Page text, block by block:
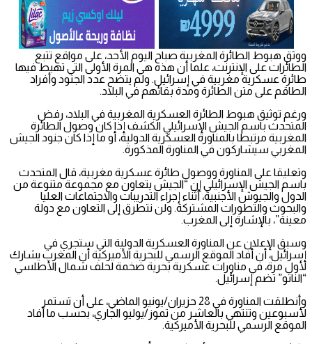
ووثق هبوط الطائرة المغربية صباح اليوم الأحد، على مواقع تتبع
الطائرات على الإنترنت، علما أن هذه هي المرة الأولى التي تهبط فيها
طائرة عسكرية مغربية في إسرائيل. ولم يتضح عدد الجنود وأفراد
الطاقم على متن الطائرة ومدة بقائهم في البلاد.
ورغم توثيق هبوط الطائرة العسكرية المغربية في البلاد، رفض
المتحدث باسم الجيش الإسرائيلي الكشف إذا كان وصول الطائرة
المغربية مرتبطا بالمناورة العسكرية الدولية، أو ما إذا كان جنود الجيش
المغربي سيشاركون في المناورة المذكورة.
وتعليقا على المناورة ووصول طائرة عسكرية مغربية، قال المتحدث
باسم الجيش الإسرائيلي إن “الجيش يتعاون مع مجموعة متنوعة من
الدول والجيوش الأجنبية، أثناء إجراء التدريبات والاجتماعات العليا
والبحوث والتطورات المشتركة. ولن نتطرق إلى التعاون مع دولة
معينة”، بالإشارة إلى المغرب.
وسبق الإعلان عن المناورة العسكرية الدولية التي ستجري في
إسرائيل، أن أفاد الموقع الرسمي للبحرية الأميركية أن المغرب يشارك
لأول مرة، في مناورات عسكرية بحرية ضخمة لحلف شمال الأطلسي
“الناتو” تضم إسرائيل.
وأنطلقت المناورة في 28 حزيران/يونيو الماضي، على أن تستمر
لأسبوعين وتنتهي بالعاشر من تموز/يوليو الجاري، بحسب ما أفاد
الموقع الرسمي للبحرية الأميركية.